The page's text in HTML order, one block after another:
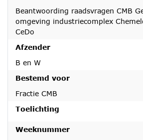
Beantwoording raadsvragen CMB
omgeving industriecomplex
CeDo
Afzender
B en W
Bestemd voor
Fractie CMB
Toelichting
Weeknummer